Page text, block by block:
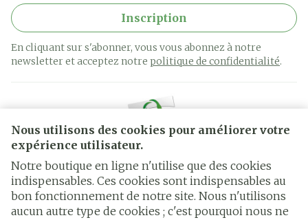
Nous utilisons des cookies pour améliorer votre
expérience utilisateur.
Notre boutique en ligne n'utilise que des cookies
indispensables. Ces cookies sont indispensables au
bon fonctionnement de notre site. Nous n'utilisons
aucun autre type de cookies ; c'est pourquoi nous ne
Inscription
En cliquant sur s'abonner, vous vous abonnez à notre
newsletter et acceptez notre politique de confidentialité.
Liens légaux